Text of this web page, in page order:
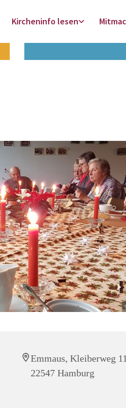
Kircheninfo lesen
Emmaus, Kleiberweg
22547 Hamburg